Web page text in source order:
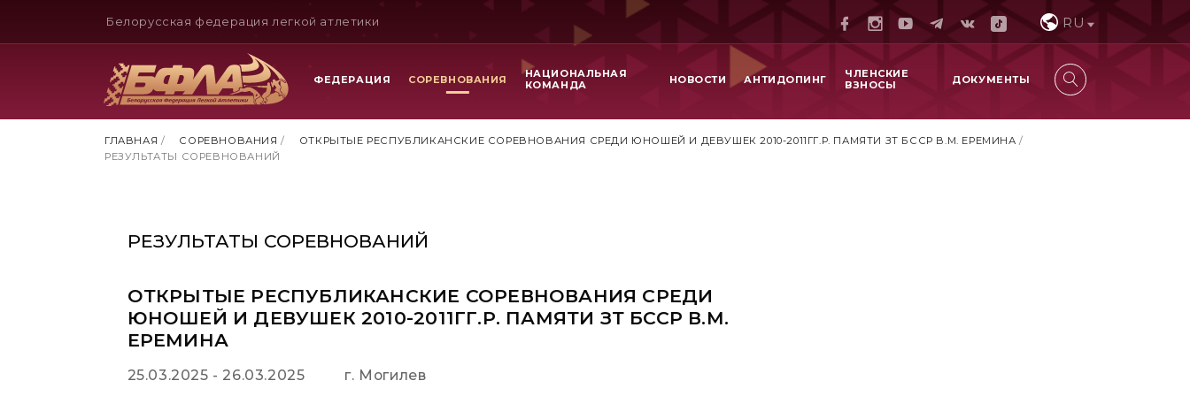
Белорусская федерация легкой атлетики RU
ФЕДЕРАЦИЯ СОРЕВНОВАНИЯ
НАЦИОНАЛЬНАЯ
КОМАНДА
НОВОСТИ АНТИДОПИНГ
ЧЛЕНСКИЕ
ВЗНОСЫ
ДОКУМЕНТЫ
ГЛАВНАЯ / СОРЕВНОВАНИЯ / ОТКРЫТЫЕ РЕСПУБЛИКАНСКИЕ СОРЕВНОВАНИЯ СРЕДИ ЮНОШЕЙ И ДЕВУШЕК 2010-2011ГГ.Р. ПАМЯТИ ЗТ БССР В.М. ЕРЕМИНА /
РЕЗУЛЬТАТЫ СОРЕВНОВАНИЙ
РЕЗУЛЬТАТЫ СОРЕВНОВАНИЙ
ОТКРЫТЫЕ РЕСПУБЛИКАНСКИЕ СОРЕВНОВАНИЯ СРЕДИ
ЮНОШЕЙ И ДЕВУШЕК 2010-2011ГГ.Р. ПАМЯТИ ЗТ БССР В.М.
ЕРЕМИНА
25.03.2025 - 26.03.2025 г. Могилев